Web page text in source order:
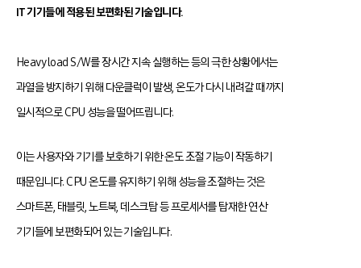
IT 기기들에 적용된 보편화된 기술입니다.
Heavy load S/W를 장시간 지속 실행하는 등의 극한 상황에서는
과열을 방지하기 위해 다운클럭이 발생, 온도가 다시 내려갈 때까지
일시적으로 CPU 성능을 떨어뜨립니다.
이는 사용자와 기기를 보호하기 위한 온도 조절 기능이 작동하기
때문입니다. CPU 온도를 유지하기 위해 성능을 조절하는 것은
스마트폰, 태블릿, 노트북, 데스크탑 등 프로세서를 탑재한 연산
기기들에 보편화되어 있는 기술입니다.